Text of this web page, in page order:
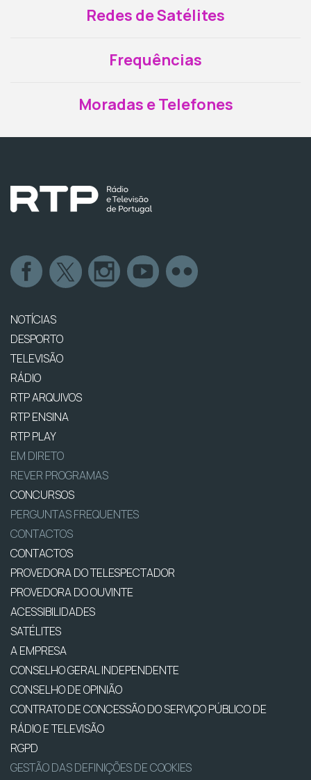
Redes de Satélites
Frequências
Moradas e Telefones
NOTÍCIAS
DESPORTO
TELEVISÃO
RÁDIO
RTP ARQUIVOS
RTP ENSINA
RTP PLAY
EM DIRETO
REVER PROGRAMAS
CONCURSOS
PERGUNTAS FREQUENTES
CONTACTOS
CONTACTOS
PROVEDORA DO TELESPECTADOR
PROVEDORA DO OUVINTE
ACESSIBILIDADES
SATÉLITES
A EMPRESA
CONSELHO GERAL INDEPENDENTE
CONSELHO DE OPINIÃO
CONTRATO DE CONCESSÃO DO SERVIÇO PÚBLICO DE
RÁDIO E TELEVISÃO
RGPD
GESTÃO DAS DEFINIÇÕES DE COOKIES